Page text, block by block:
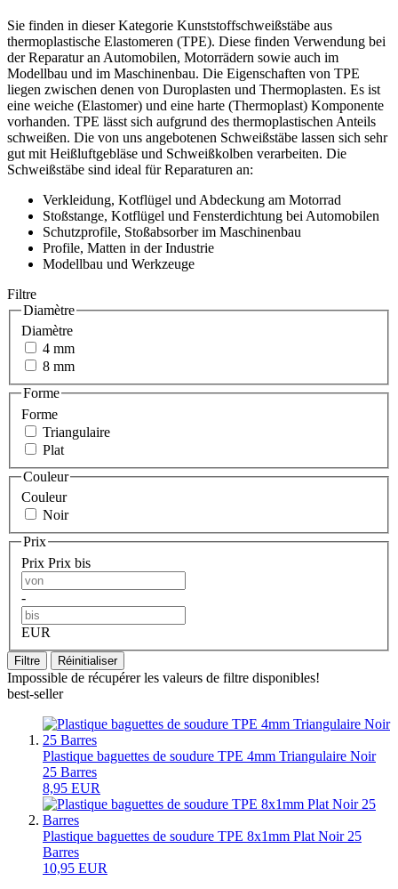
Sie finden in dieser Kategorie Kunststoffschweißstäbe aus
thermoplastische Elastomeren (TPE). Diese finden Verwendung bei
der Reparatur an Automobilen, Motorrädern sowie auch im
Modellbau und im Maschinenbau. Die Eigenschaften von TPE
liegen zwischen denen von Duroplasten und Thermoplasten. Es ist
eine weiche (Elastomer) und eine harte (Thermoplast) Komponente
vorhanden. TPE lässt sich aufgrund des thermoplastischen Anteils
schweißen. Die von uns angebotenen Schweißstäbe lassen sich sehr
gut mit Heißluftgebläse und Schweißkolben verarbeiten. Die
Schweißstäbe sind ideal für Reparaturen an:
Verkleidung, Kotflügel und Abdeckung am Motorrad
Stoßstange, Kotflügel und Fensterdichtung bei Automobilen
Schutzprofile, Stoßabsorber im Maschinenbau
Profile, Matten in der Industrie
Modellbau und Werkzeuge
Filtre
Diamètre
Diamètre
4 mm
8 mm
Forme
Forme
Triangulaire
Plat
Couleur
Couleur
Noir
Prix
Prix Prix bis
-
EUR
Filtre Réinitialiser
Impossible de récupérer les valeurs de filtre disponibles!
best-seller
Plastique baguettes de soudure TPE 4mm Triangulaire Noir
25 Barres
8,95 EUR
Plastique baguettes de soudure TPE 8x1mm Plat Noir 25
Barres
10,95 EUR